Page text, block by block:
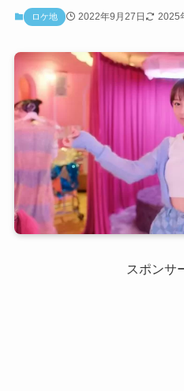
ロケ地 2022年9月27日 2025
スポンサ